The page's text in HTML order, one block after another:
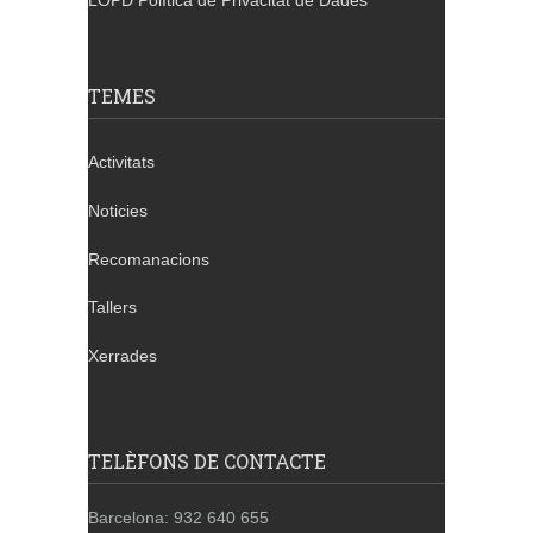
TEMES
Activitats
Noticies
Recomanacions
Tallers
Xerrades
TELÈFONS DE CONTACTE
Barcelona: 932 640 655